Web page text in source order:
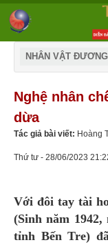
NHÂN VẬT
Nghệ nhân
dừa
Tác giả bài viết: Hoàng
Thứ tư - 28/06/2023
Với đôi tay tài
(Sinh năm
tỉnh Bến Tre)